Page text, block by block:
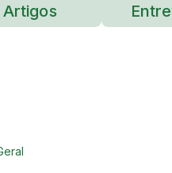
Artigos